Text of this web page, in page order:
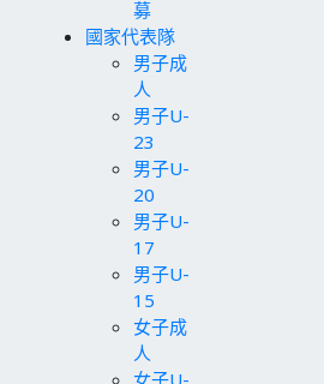
募
國家代表隊
男子成
人
男子U-
23
男子U-
20
男子U-
17
男子U-
15
女子成
人
女子U-